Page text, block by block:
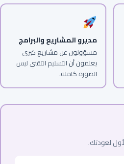
مديرو المشاريع والبرامج
مسؤولون عن مشاريع كبرى
يعلمون أن التسليم التقني ليس
الصورة كاملة.
لعودتك.